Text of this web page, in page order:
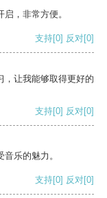
，非常方便。
支持[0] 反对[0]
，让我能够取得更好的
支持[0] 反对[0]
乐的魅力。
支持[0] 反对[0]